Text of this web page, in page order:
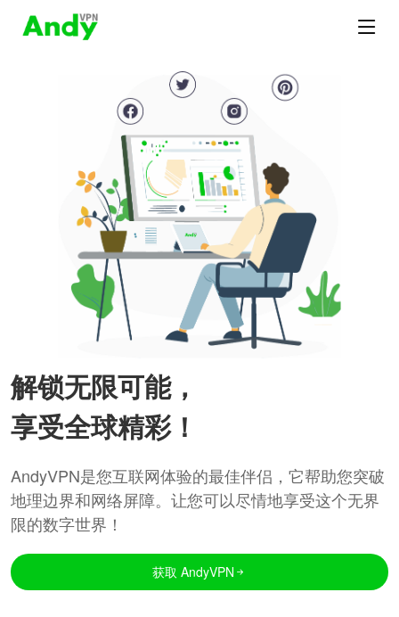
解锁无限可能，
享受全球精彩！
AndyVPN是您互联网体验的最佳伴侣，它帮助您突破
地理边界和网络屏障。让您可以尽情地享受这个无界
限的数字世界！
获取 AndyVPN